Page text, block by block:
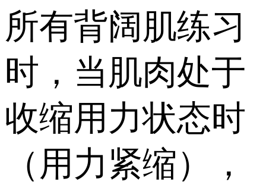
所有背阔肌练习
时，当肌肉处于
收缩用力状态时
（用力紧缩），